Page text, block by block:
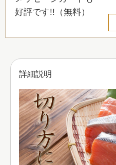
好評です!!（無料）